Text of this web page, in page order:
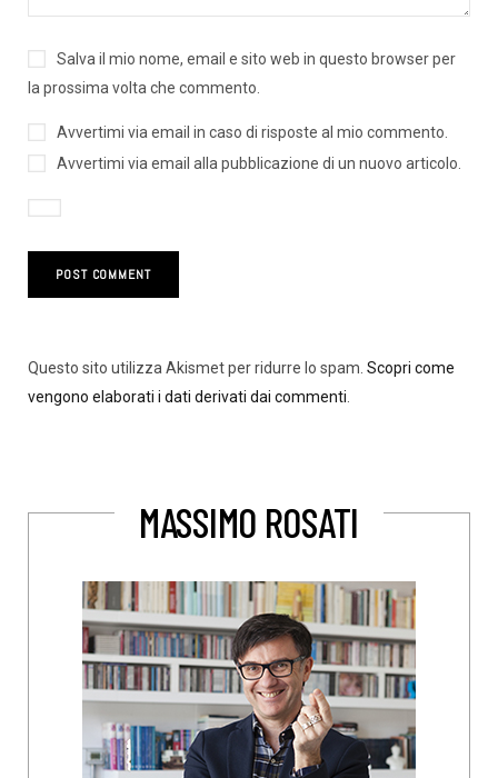
Salva il mio nome, email e sito web in questo browser per
la prossima volta che commento.
Avvertimi via email in caso di risposte al mio commento.
Avvertimi via email alla pubblicazione di un nuovo articolo.
Questo sito utilizza Akismet per ridurre lo spam. Scopri come
vengono elaborati i dati derivati dai commenti.
MASSIMO ROSATI